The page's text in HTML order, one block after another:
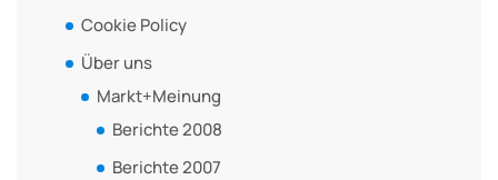
Cookie Policy
Über uns
Markt+Meinung
Berichte 2008
Berichte 2007